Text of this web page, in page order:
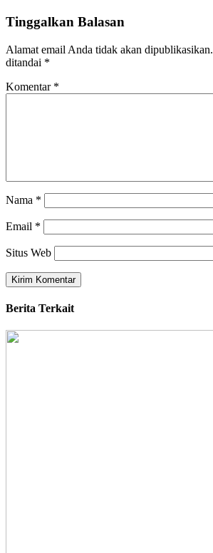
Tinggalkan Balasan
Alamat email Anda tidak akan dipublikasikan.
ditandai *
Komentar *
Nama *
Email *
Situs Web
Berita Terkait